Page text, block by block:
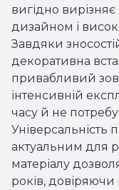
вигідно
дизайном і
Завдяки
декоративна
привабливий
інтенсивній
часу й не
Універсальність
актуальним для
матеріалу
років, довіряючи